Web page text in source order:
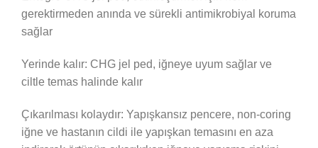
gerektirmeden anında ve sürekli antimikrobiyal koruma
sağlar
Yerinde kalır: CHG jel ped, iğneye uyum sağlar ve
ciltle temas halinde kalır
Çıkarılması kolaydır: Yapışkansız pencere, non-coring
iğne ve hastanın cildi ile yapışkan temasını en aza